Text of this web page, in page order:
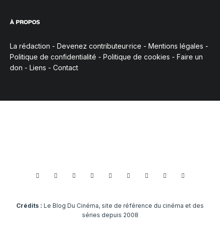
À PROPOS
La rédaction - Devenez contributeur·rice - Mentions légales -
Politique de confidentialité - Politique de cookies - Faire un
don - Liens - Contact
Crédits : Le Blog Du Cinéma, site de référence du cinéma et des
séries depuis 2008